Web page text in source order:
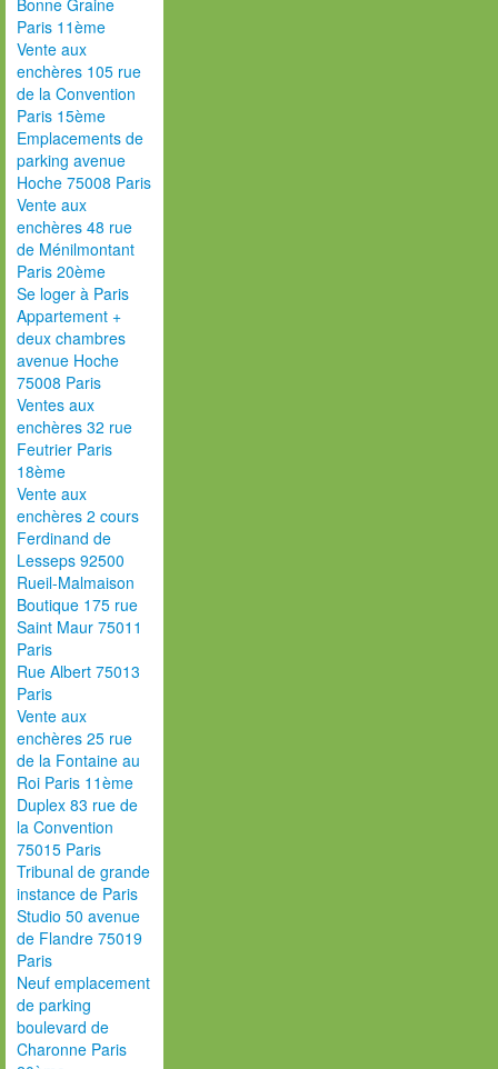
Bonne Graine
Paris 11ème
Vente aux
enchères 105 rue
de la Convention
Paris 15ème
Emplacements de
parking avenue
Hoche 75008 Paris
Vente aux
enchères 48 rue
de Ménilmontant
Paris 20ème
Se loger à Paris
Appartement +
deux chambres
avenue Hoche
75008 Paris
Ventes aux
enchères 32 rue
Feutrier Paris
18ème
Vente aux
enchères 2 cours
Ferdinand de
Lesseps 92500
Rueil-Malmaison
Boutique 175 rue
Saint Maur 75011
Paris
Rue Albert 75013
Paris
Vente aux
enchères 25 rue
de la Fontaine au
Roi Paris 11ème
Duplex 83 rue de
la Convention
75015 Paris
Tribunal de grande
instance de Paris
Studio 50 avenue
de Flandre 75019
Paris
Neuf emplacement
de parking
boulevard de
Charonne Paris